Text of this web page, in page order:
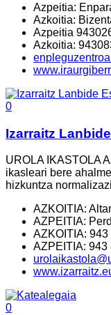
Azpeitia:
Azkoitia:
Azpeitia
Azkoitia:
0
Izarraitz
UROLA IKASTOLA
ikasleari bere
hizkuntza
AZKOITIA:
AZPEITIA:
AZKOITIA: 943
AZPEITIA: 943
0